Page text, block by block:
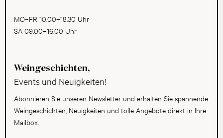
MO–FR 10.00–18.30 Uhr
SA 09.00–16.00 Uhr
Weingeschichten,
Events und Neuigkeiten!
Abonnieren Sie unseren Newsletter und erhalten Sie spannende
Weingeschichten, Neuigkeiten und tolle Angebote direkt in Ihre
Mailbox.